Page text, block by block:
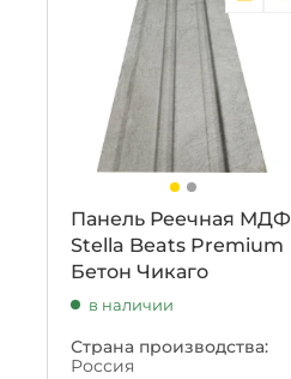
Панель Реечная МДФ
Stella Beats Premium
Бетон Чикаго
в наличии
Страна производства:
Россия